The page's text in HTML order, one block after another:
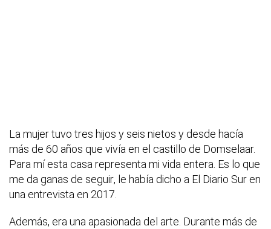
La mujer tuvo tres hijos y seis nietos y desde hacía
más de 60 años que vivía en el castillo de Domselaar.
Para mí esta casa representa mi vida entera. Es lo que
me da ganas de seguir, le había dicho a El Diario Sur en
una entrevista en 2017.
Además, era una apasionada del arte. Durante más de